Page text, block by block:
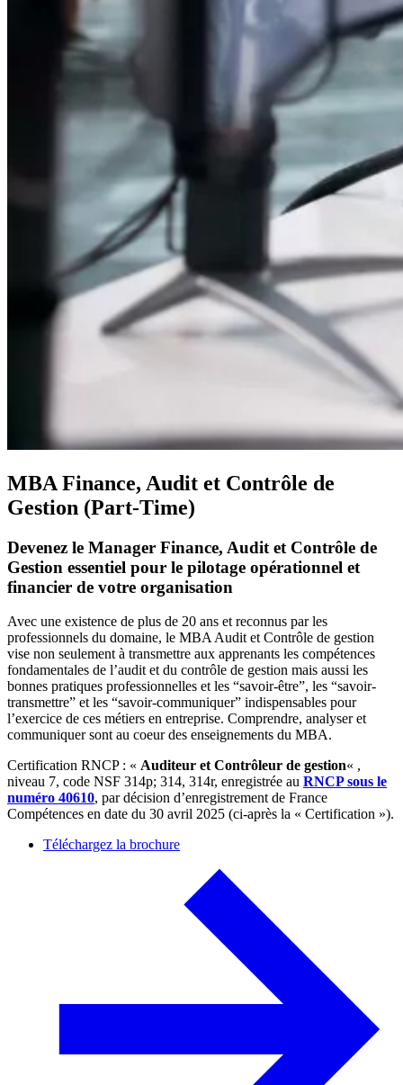
MBA Finance, Audit et Contrôle de
Gestion (Part-Time)
Devenez le Manager Finance, Audit et Contrôle de
Gestion essentiel pour le pilotage opérationnel et
financier de votre organisation
Avec une existence de plus de 20 ans et reconnus par les
professionnels du domaine, le MBA Audit et Contrôle de gestion
vise non seulement à transmettre aux apprenants les compétences
fondamentales de l’audit et du contrôle de gestion mais aussi les
bonnes pratiques professionnelles et les “savoir-être”, les “savoir-
transmettre” et les “savoir-communiquer” indispensables pour
l’exercice de ces métiers en entreprise. Comprendre, analyser et
communiquer sont au coeur des enseignements du MBA.
Certification RNCP : « Auditeur et Contrôleur de gestion« ,
niveau 7, code NSF 314p; 314, 314r, enregistrée au RNCP sous le
numéro 40610, par décision d’enregistrement de France
Compétences en date du 30 avril 2025 (ci-après la « Certification »).
Téléchargez la brochure